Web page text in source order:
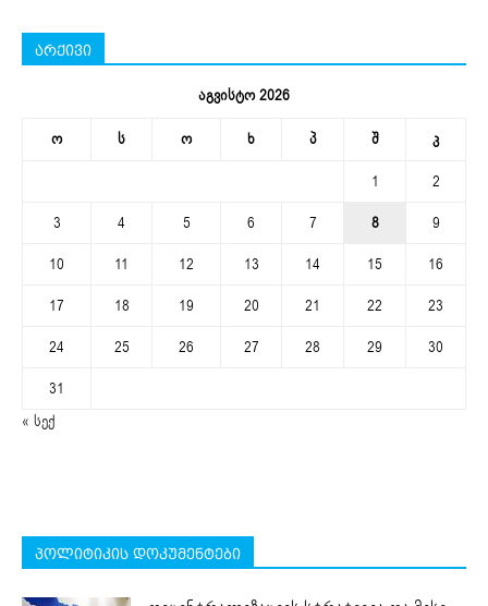
არქივი
აგვისტო 2026
ო ს ო ხ პ შ კ
1
2
3
4 5 6 7 8
9
10
11 12 13 14 15
16
17
18 19 20 21 22
23
24
25 26 27 28 29
30
31
« სექ
პოლიტიკის დოკუმენტები